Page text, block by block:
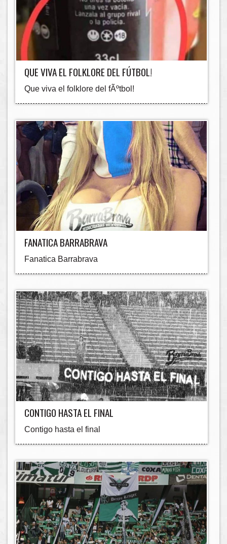
QUE VIVA EL FOLKLORE DEL FÚTBOL!
Que viva el folklore del fÃºtbol!
FANATICA BARRABRAVA
Fanatica Barrabrava
CONTIGO HASTA EL FINAL
Contigo hasta el final